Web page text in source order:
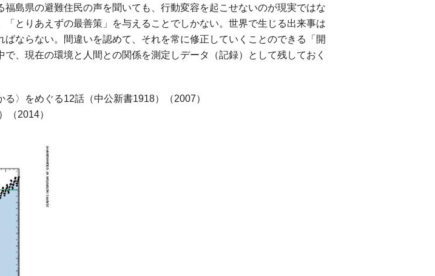
島県の避難住民の声を聞いても、行動変容を起こせないのが現実ではな
とりあえずの最善策」を与えることでしかない。世界で生じる出来事は
ならない。間違いを認めて、それを常に修正していくことのできる「開
、現在の環境と人間との関係を測定しデータ（記録）として残しておく
〉をめぐる12話（中公新書1918）（2007）
（2014）